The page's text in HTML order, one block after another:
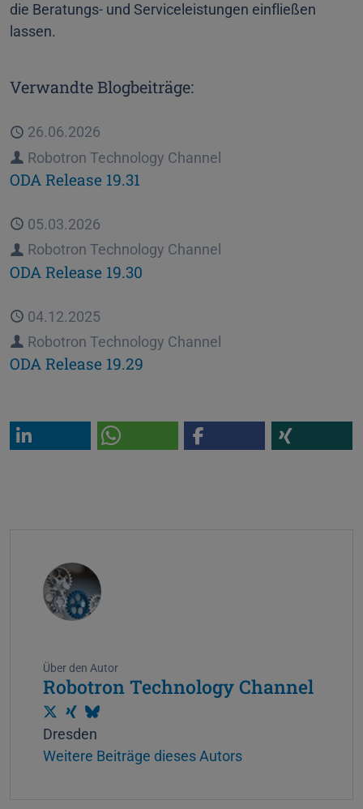
die Beratungs- und Serviceleistungen einfließen
lassen.
Verwandte Blogbeiträge:
Veröffentlicht
26.06.2026
Autor
Robotron Technology Channel
ODA Release 19.31
Veröffentlicht
05.03.2026
Autor
Robotron Technology Channel
ODA Release 19.30
Veröffentlicht
04.12.2025
Autor
Robotron Technology Channel
ODA Release 19.29
Über den Autor
Robotron Technology Channel
T
w
i
X
n
B
l
u
Dresden
Weitere Beiträge dieses Autors